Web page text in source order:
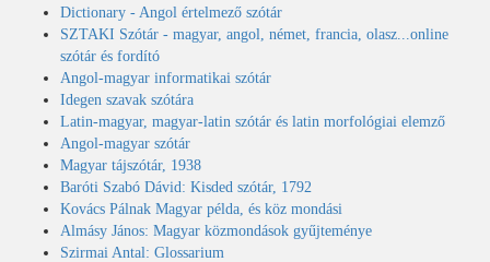
Dictionary - Angol értelmező szótár
SZTAKI Szótár - magyar, angol, német, francia, olasz...online
szótár és fordító
Angol-magyar informatikai szótár
Idegen szavak szótára
Latin-magyar, magyar-latin szótár és latin morfológiai elemző
Angol-magyar szótár
Magyar tájszótár, 1938
Baróti Szabó Dávid: Kisded szótár, 1792
Kovács Pálnak Magyar példa, és köz mondási
Almásy János: Magyar közmondások gyűjteménye
Szirmai Antal: Glossarium